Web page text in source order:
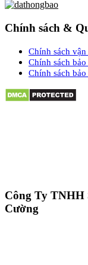
Chính sách &
Chính sách
Chính sách
Chính sách
Công Ty
Cường